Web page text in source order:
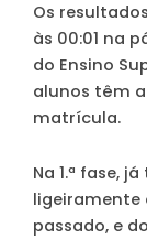
Os
às 00:01 na
do Ensino
alunos têm
matrícula.
Na 1.ª fase,
ligeiramente
passado, e